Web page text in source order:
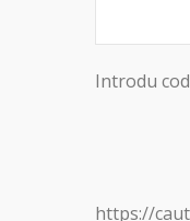
Introdu
https://